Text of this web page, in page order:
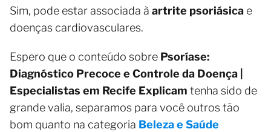
Sim, pode estar associada à artrite psoriásica e
doenças cardiovasculares.
Espero que o conteúdo sobre Psoríase:
Diagnóstico Precoce e Controle da Doença |
Especialistas em Recife Explicam tenha sido de
grande valia, separamos para você outros tão
bom quanto na categoria Beleza e Saúde